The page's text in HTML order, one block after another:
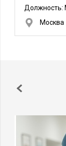
Должность:
Москва